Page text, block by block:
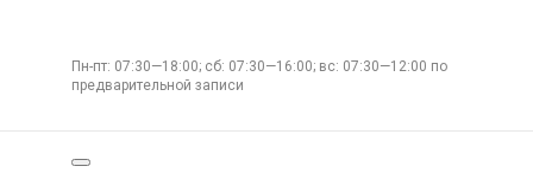
Пн-пт: 07:30—18:00; сб: 07:30—16:00; вс: 07:30—12:00 по
предварительной записи